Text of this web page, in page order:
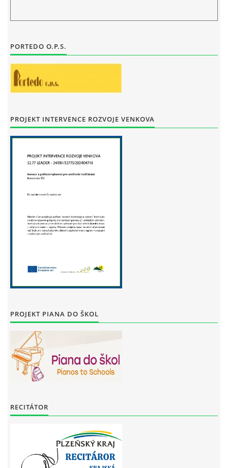
KOMENSKÉHO 196
© 2026 eStránky.cz |Tisk|Aktualizováno: 29. 7. 2026
PORTEDO O.P.S.
PROJEKT INTERVENCE ROZVOJE VENKOVA
PROJEKT PIANA DO ŠKOL
RECITÁTOR